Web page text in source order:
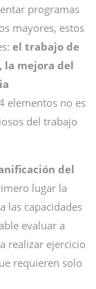
programas
mayores, estos
el trabajo de
la mejora del
elementos no es
del trabajo
del
lugar la
las capacidades
evaluar a
realizar ejercicio
requieren solo